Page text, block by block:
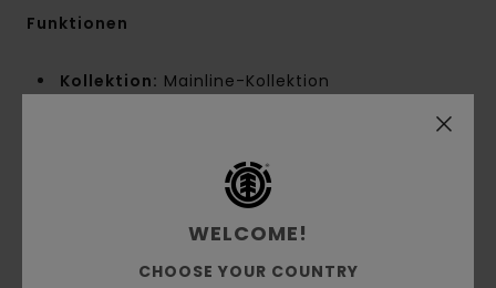
Funktionen
Kollektion: Mainline-Kollektion
7,875" Länge: 31,441" Radstand: 14"
Weitere Merkmale: FSC-zertifiziertes
kanadisches Ahornholz
WELCOME!
CHOOSE YOUR COUNTRY